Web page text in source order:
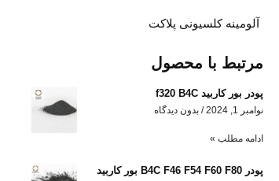
آلومینه کلسیونی پلاکت
مرتبط با محصول
پودر بور کاربید f320 B4C
نوامبر 1, 2024 بدون دیدگاه
ادامه مطلب »
پودر B4C F46 F54 F60 F80 بور کاربید